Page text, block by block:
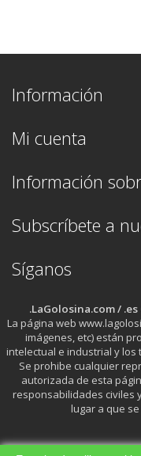
Información
Mi cuenta
Información
Subscríbete a
Síganos
.LaGolosina.com /
La página web
imágenes, etc) están
intelectual e industrial y
Se prohibe cualquier
autorizada de esta
responsabilidades civiles
lugar a que